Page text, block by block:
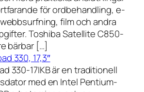
för ordbehandling, e-
film och andra
Toshiba Satellite C850-
bärbar […]
330, 17,3″
330-17IKB är en traditionell
med en Intel Pentium-